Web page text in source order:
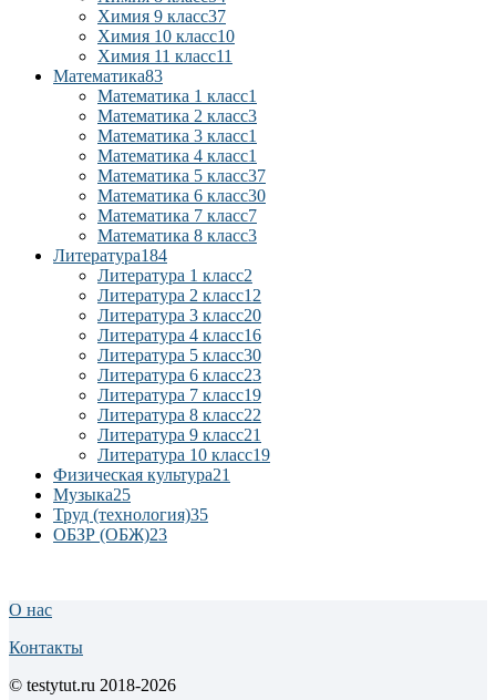
Химия 9 класс37
Химия 10 класс10
Химия 11 класс11
Математика83
Математика 1 класс1
Математика 2 класс3
Математика 3 класс1
Математика 4 класс1
Математика 5 класс37
Математика 6 класс30
Математика 7 класс7
Математика 8 класс3
Литература184
Литература 1 класс2
Литература 2 класс12
Литература 3 класс20
Литература 4 класс16
Литература 5 класс30
Литература 6 класс23
Литература 7 класс19
Литература 8 класс22
Литература 9 класс21
Литература 10 класс19
Физическая культура21
Музыка25
Труд (технология)35
ОБЗР (ОБЖ)23
О нас
Контакты
© testytut.ru 2018-2026